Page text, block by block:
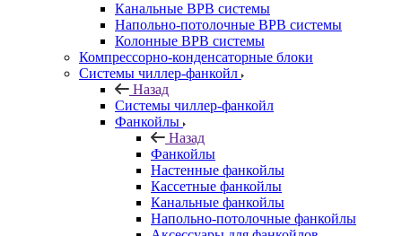
Канальные ВРВ системы
Напольно-потолочные ВРВ системы
Колонные ВРВ системы
Компрессорно-конденсаторные блоки
Системы чиллер-фанкойл
Назад
Системы чиллер-фанкойл
Фанкойлы
Назад
Фанкойлы
Настенные фанкойлы
Кассетные фанкойлы
Канальные фанкойлы
Напольно-потолочные фанкойлы